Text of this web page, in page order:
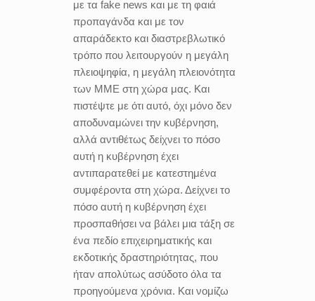
με τα fake news και με τη φαιά
προπαγάνδα και με τον
απαράδεκτο και διαστρεβλωτικό
τρόπο που λειτουργούν η μεγάλη
πλειοψηφία, η μεγάλη πλειονότητα
των ΜΜΕ στη χώρα μας. Και
πιστέψτε με ότι αυτό, όχι μόνο δεν
αποδυναμώνει την κυβέρνηση,
αλλά αντιθέτως δείχνει το πόσο
αυτή η κυβέρνηση έχει
αντιπαρατεθεί με κατεστημένα
συμφέροντα στη χώρα. Δείχνει το
πόσο αυτή η κυβέρνηση έχει
προσπαθήσει να βάλει μια τάξη σε
ένα πεδίο επιχειρηματικής και
εκδοτικής δραστηριότητας, που
ήταν απολύτως ασύδοτο όλα τα
προηγούμενα χρόνια. Και νομίζω